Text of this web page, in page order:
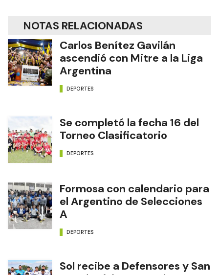
NOTAS RELACIONADAS
Carlos Benítez Gavilán
ascendió con Mitre a la Liga
Argentina
DEPORTES
Se completó la fecha 16 del
Torneo Clasificatorio
DEPORTES
Formosa con calendario para
el Argentino de Selecciones
A
DEPORTES
Sol recibe a Defensores y San